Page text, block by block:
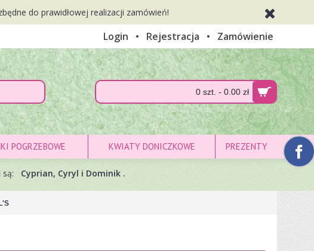
do prawidłowej realizacji zamówień!
Login • Rejestracja • Zamówienie
0 szt. - 0.00 zł
POGRZEBOWE KWIATY DONICZKOWE PREZENTY
są: Cyprian, Cyryl i Dominik .